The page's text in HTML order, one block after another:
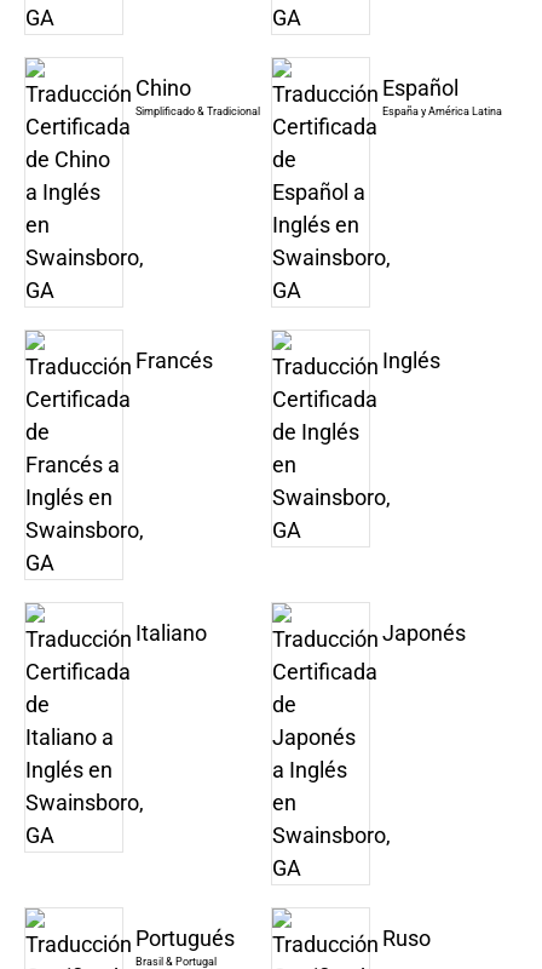
Chino
Simplificado & Tradicional
Español
España y América Latina
Francés Inglés
Italiano Japonés
Portugués
Brasil & Portugal
Ruso